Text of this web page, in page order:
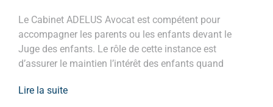
Le Cabinet ADELUS Avocat est compétent pour
accompagner les parents ou les enfants devant le
Juge des enfants. Le rôle de cette instance est
d’assurer le maintien l’intérêt des enfants quand
Lire la suite